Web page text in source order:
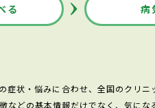
る 病
症状・悩みに合わせ、全国のクリ
どの基本情報だけでなく、気に